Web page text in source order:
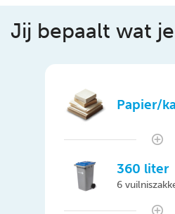
Jij bepaalt wat
Papier/
360 liter
6